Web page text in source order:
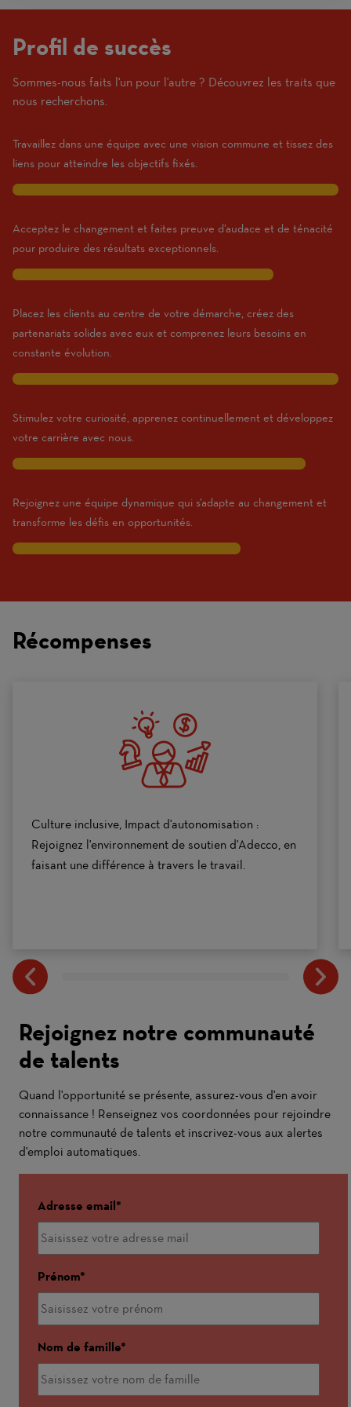
Profil de succès
Sommes-nous faits l'un pour l'autre ? Découvrez les traits que
nous recherchons.
–
10
Travaillez dans une équipe avec une vision commune et tissez des
liens pour atteindre les objectifs fixés.
10
Acceptez le changement et faites preuve d’audace et de ténacité
pour produire des résultats exceptionnels.
8
Placez les clients au centre de votre démarche, créez des
partenariats solides avec eux et comprenez leurs besoins en
constante évolution.
10
Stimulez votre curiosité, apprenez continuellement et développez
votre carrière avec nous.
9
Rejoignez une équipe dynamique qui s’adapte au changement et
transforme les défis en opportunités.
7
are
a
Récompenses
Culture inclusive, Impact d'autonomisation :
Rejoignez l'environnement de soutien d'Adecco, en
faisant une différence à travers le travail.
Rejoignez notre communauté
de talents
Quand l'opportunité se présente, assurez-vous d'en avoir
connaissance ! Renseignez vos coordonnées pour rejoindre
notre communauté de talents et inscrivez-vous aux alertes
d'emploi automatiques.
Adresse email
Prénom
Nom de famille